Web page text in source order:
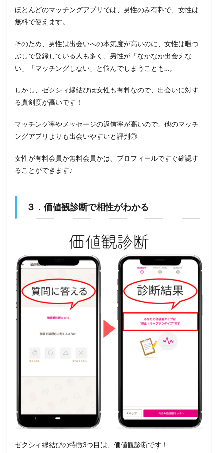
ほとんどのマッチングアプリでは、男性のみ有料で、女性は
無料で使えます。
そのため、男性は出会いへの本気度が高いのに、女性は暇つ
ぶしで登録している人も多く、男性が「なかなか出会えな
い」「マッチングしない」と悩んでしまうことも…。
しかし、ゼクシィ縁結びは女性も有料なので、出会いに対す
る真剣度が高いです！
マッチング率やメッセージの返信率が高いので、他のマッチ
ングアプリよりも出会いやすいと評判◎
女性が有料会員か無料会員かは、プロフィールですぐ確認す
ることができます♪
３．価値観診断で相性がわかる
ゼクシィ縁結びの特徴3つ目は、価値観診断です！